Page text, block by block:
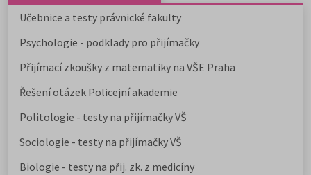
Učebnice a testy právnické fakulty
Psychologie - podklady pro přijímačky
Přijímací zkoušky z matematiky na VŠE Praha
Řešení otázek Policejní akademie
Politologie - testy na přijímačky VŠ
Sociologie - testy na přijímačky VŠ
Biologie - testy na přij. zk. z medicíny